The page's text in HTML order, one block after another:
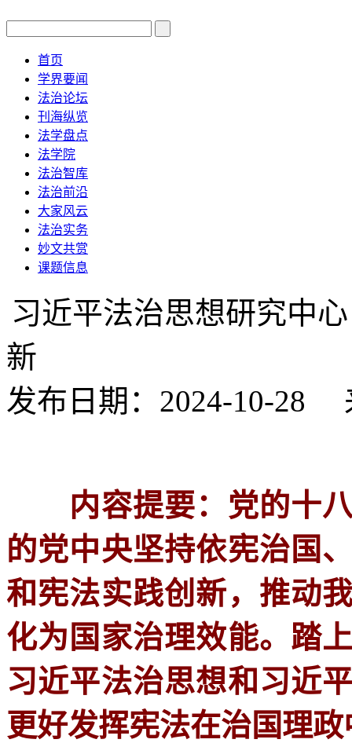
首页
学界要闻
法治论坛
刊海纵览
法学盘点
法学院
法治智库
法治前沿
大家风云
法治实务
妙文共赏
课题信息
习近平法治思想研究中
新
发布日期：2024-10-28
内容提要：党的十八
的党中央坚持依宪治国
和宪法实践创新，推动
化为国家治理效能。踏
习近平法治思想和习近
更好发挥宪法在治国理